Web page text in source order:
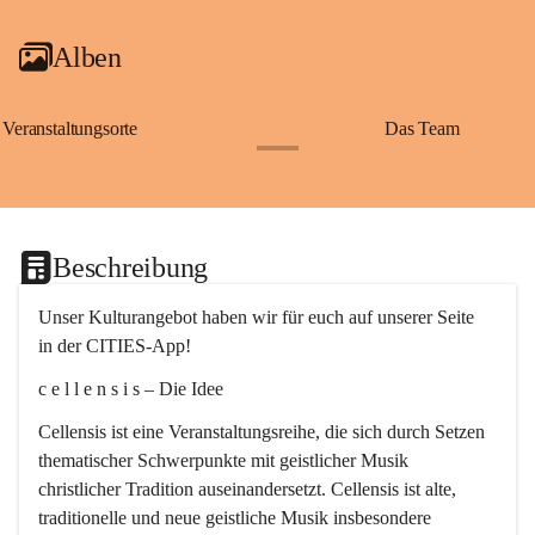
Alben
Veranstaltungsorte Das Team
Beschreibung
Unser Kulturangebot haben wir für euch auf unserer Seite
in der CITIES-App!
c e l l e n s i s – Die Idee
Cellensis ist eine Veranstaltungsreihe, die sich durch Setzen
thematischer Schwerpunkte mit geistlicher Musik
christlicher Tradition auseinandersetzt. Cellensis ist alte,
traditionelle und neue geistliche Musik insbesondere